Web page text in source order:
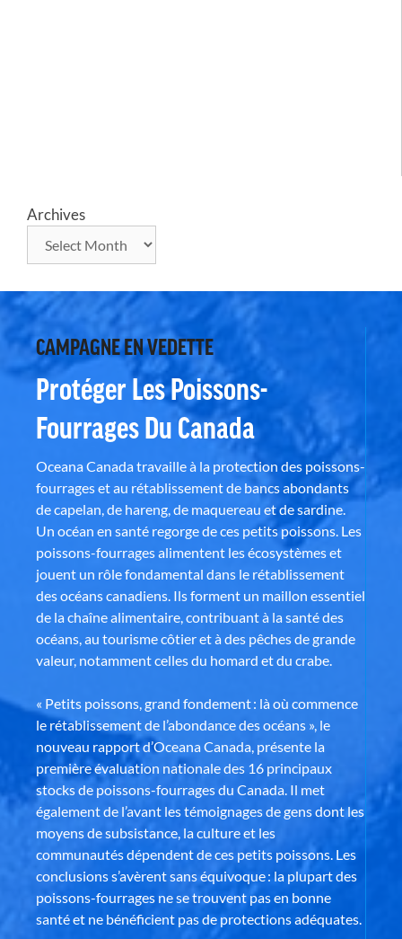
Archives
CAMPAGNE EN VEDETTE
Protéger Les Poissons-
Fourrages Du Canada
Oceana Canada travaille à la protection des poissons-
fourrages et au rétablissement de bancs abondants
de capelan, de hareng, de maquereau et de sardine.
Un océan en santé regorge de ces petits poissons. Les
poissons-fourrages alimentent les écosystèmes et
jouent un rôle fondamental dans le rétablissement
des océans canadiens. Ils forment un maillon essentiel
de la chaîne alimentaire, contribuant à la santé des
océans, au tourisme côtier et à des pêches de grande
valeur, notamment celles du homard et du crabe.
« Petits poissons, grand fondement : là où commence
le rétablissement de l’abondance des océans », le
nouveau rapport d’Oceana Canada, présente la
première évaluation nationale des 16 principaux
stocks de poissons-fourrages du Canada. Il met
également de l’avant les témoignages de gens dont les
moyens de subsistance, la culture et les
communautés dépendent de ces petits poissons. Les
conclusions s’avèrent sans équivoque : la plupart des
poissons-fourrages ne se trouvent pas en bonne
santé et ne bénéficient pas de protections adéquates.